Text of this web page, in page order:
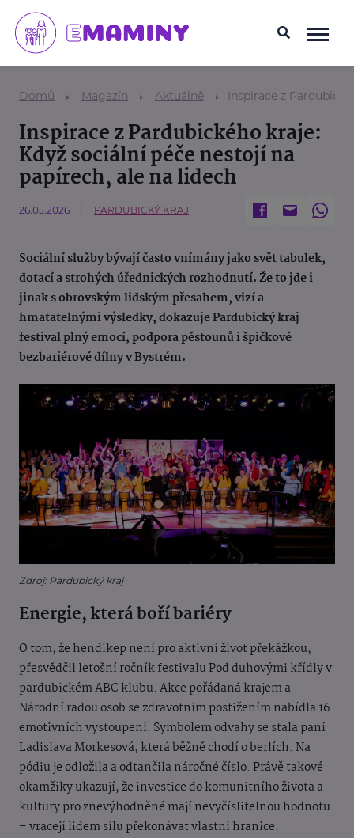
Domů Magazín Aktuálně Inspirace z
Inspirace z Pardubického kraje:
Když sociální péče nestojí na
papírech, ale na lidech
26.05.2026 PARDUBICKÝ KRAJ
Sociální služby bývají často vnímány jako svět tabulek,
dotací a strohých úřednických rozhodnutí. Že to jde i
jinak s obrovským lidským přesahem, vizí a
hmatatelnými výsledky, dokazuje Pardubický kraj -
festival plný emocí, podpora pěstounů i špičkové
bezbariérové dílny v Bystrém.
Zdroj: Pardubický kraj
Energie, která boří bariéry
O tom, že hendikep není pro aktivní život překážkou,
přesvědčil letošní ročník festivalu Pod duhovými křídly v
pardubickém ABC klubu. Akce pořádaná krajem a
Národní radou osob se zdravotním postižením nabídla 16
emotivních vystoupení. Symbolem odvahy se stala paní
Ladislava Morkesová, která běžně chodí o berlích. Na
pódiu je odložila a odtančila náročné číslo. Právě takové
okamžiky ukazují, že investice do komunitního života a
kultury pro znevýhodněné mají nevyčíslitelnou hodnotu
– vracejí lidem sílu překonávat vlastní hranice.